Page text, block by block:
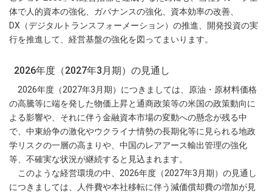
体で人的資本の強化、ガバナンスの強化、資本効率の改善、
DX（デジタルトランスフォーメーション）の推進、開発投資の実
行を推進して、経営基盤の強化を図ってまいります。
2026年度（2027年3月期）の見通し
2026年度（2027年3月期）につきましては、原油・原材料価格
の高騰等に端を発した物価上昇と通商政策等の米国の政策動向に
よる影響や、それに伴う金融資本市場の変動への懸念が残る中
で、中東紛争の激化やウクライナ情勢の長期化等に見られる地政
学リスクの一層の高まりや、中国のレアアース輸出管理の強化
等、不確実な状況が継続すると見込まれます。
このような経営環境の中、2026年度（2027年3月期）の見通し
につきましては、人件費や本社移転に伴う減価償却費の増加が見